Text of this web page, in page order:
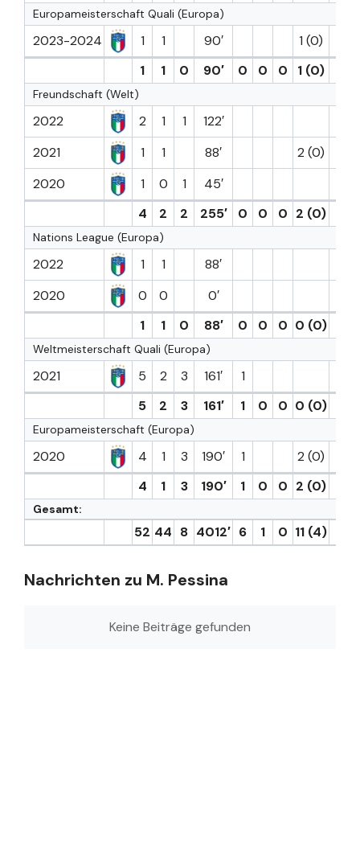
Europameisterschaft Quali (Europa)
2023-2024 1 1 90′
1 (0)
1
1 0 90′ 0 0 0 1 (0)
Freundschaft (Welt)
2022 2 1 1
122′
2021
1 1 88′
2 (0)
2020
1 0 1
45′
4
2 2 255′ 0 0 0 2 (0)
Nations League (Europa)
2022 1 1
88′
2020
0 0
0′
1
1 0 88′ 0 0 0 0 (0)
Weltmeisterschaft Quali (Europa)
2021 5 2 3 161′
1
5
2 3 161′ 1 0 0 0 (0)
Europameisterschaft (Europa)
2020 4 1 3 190′ 1
2 (0)
4
1 3 190′ 1 0 0 2 (0)
Gesamt:
52 44 8 4012′ 6 1 0 11 (4)
Nachrichten zu M. Pessina
Keine Beiträge gefunden